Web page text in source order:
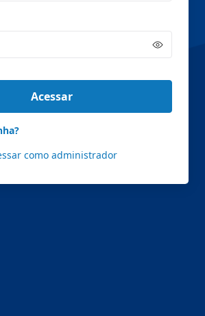
Acessar
como administrador